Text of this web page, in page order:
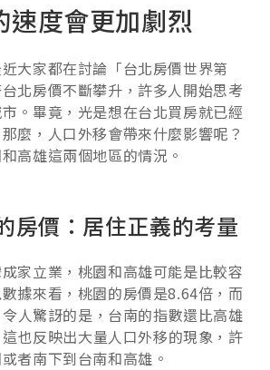
速度會更加劇烈
大家都在討論「台北房價世界第
北房價不斷攀升，許多人開始思考
。畢竟，光是想在台北買房就已經
麼，人口外移會帶來什麼影響呢？
高雄這兩個地區的情況。
房價：居住正義的考量
家立業，桃園和高雄可能是比較容
據來看，桃園的房價是8.64倍，而
人驚訝的是，台南的指數還比高雄
也反映出大量人口外移的現象，許
者南下到台南和高雄。